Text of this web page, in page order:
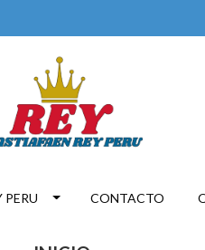
PERU CONTACTO